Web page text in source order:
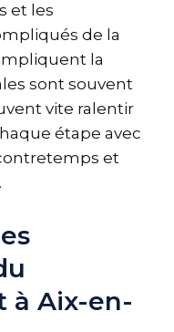
et les
de la
la
sont souvent
vite ralentir
étape avec
et
à Aix-en-